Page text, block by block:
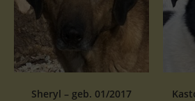
Sheryl – geb. 01/2017